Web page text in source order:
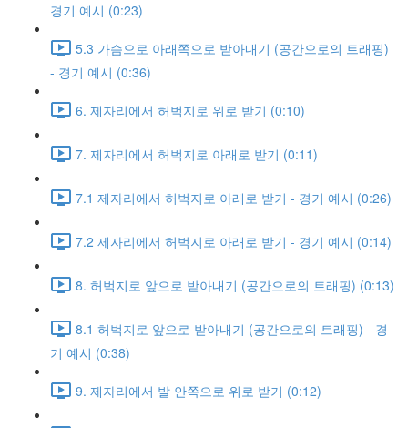
경기 예시 (0:23)
5.3 가슴으로 아래쪽으로 받아내기 (공간으로의 트래핑)
- 경기 예시 (0:36)
6. 제자리에서 허벅지로 위로 받기 (0:10)
7. 제자리에서 허벅지로 아래로 받기 (0:11)
7.1 제자리에서 허벅지로 아래로 받기 - 경기 예시 (0:26)
7.2 제자리에서 허벅지로 아래로 받기 - 경기 예시 (0:14)
8. 허벅지로 앞으로 받아내기 (공간으로의 트래핑) (0:13)
8.1 허벅지로 앞으로 받아내기 (공간으로의 트래핑) - 경
기 예시 (0:38)
9. 제자리에서 발 안쪽으로 위로 받기 (0:12)